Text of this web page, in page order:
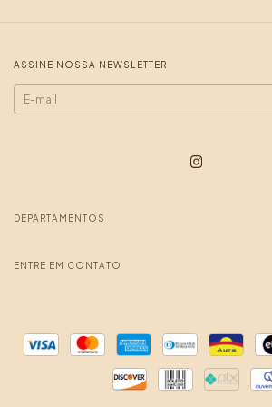
ASSINE NOSSA NEWSLETTER
DEPARTAMENTOS
ENTRE EM CONTATO